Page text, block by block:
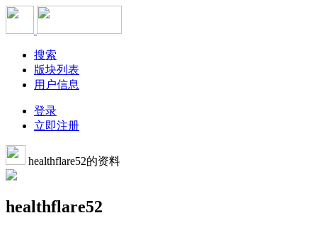
搜索
版块列表
用户信息
登录
立即注册
healthflare52的资料
healthflare52